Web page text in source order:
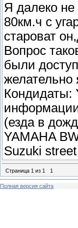
Я далеко
80км.ч с
староват
Вопрос
были
желательно
Кондидаты:
(езда в
YAMAHA
Suzuki
Страница 1 из 1 1
Полная версия сайта